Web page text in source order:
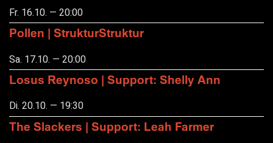
Fr. 16.10. — 20:00
Pollen | StrukturStruktur
Sa. 17.10. — 20:00
Losus Reynoso | Support: Shelly Ann
Di. 20.10. — 19:30
The Slackers | Support: Leah Farmer